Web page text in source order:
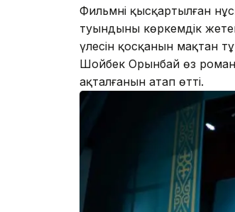
Фильмнің қысқартылған
туындының көркемдік
үлесін қосқанын мақтан
Шойбек Орынбай өз
ақталғанын атап өтті.